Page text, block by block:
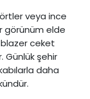
veya ince
görünüm elde
ceket
Günlük şehir
daha